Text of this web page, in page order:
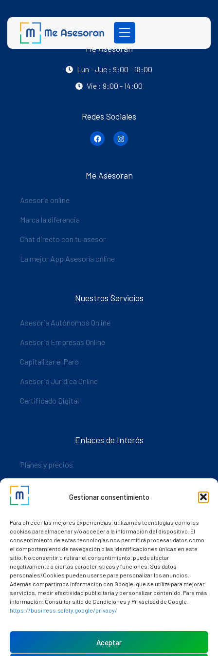
Gestionar consentimiento
Para ofrecer las mejores experiencias, utilizamos tecnologías como las
cookies para almacenar y/o acceder a la información del dispositivo. El
consentimiento de estas tecnologías nos permitirá procesar datos como
el comportamiento de navegación o las identificaciones únicas en este
sitio. No consentir o retirar el consentimiento, puede afectar
negativamente a ciertas características y funciones. Sus datos
personales/Cookies pueden usarse para personalizar los anuncios.
Además compartimos información con Google, que se utiliza para mejorar
servicios, medir efectividad publicitaria y personalizar contenido. Para más
información: Consultar sitio de Condiciones y Privacidad de Google.
https://business.safety.google/privacy/
Aceptar
Me Asesoran
Lun - Jue : 9:00 - 18:00
Vie : 9:00 - 14:00
Redes Sociales
Me Asesoran
Asesoría online
Marca la diferencia
Chat directo con tu asesor
La mejor App Asesoría online
Nuestros Servicios
Asesoria Autónomos Online
Asesoria Empresas Online
Capitalizar el Paro
Asesoria Juridica Online
Certificado Digital
Enlaces de Interés
Planes y precios
Descarga nuestra app
Nuestros clientes
Dudas y consultas
Política de cookies (UE)